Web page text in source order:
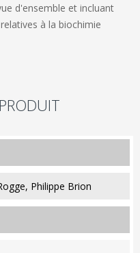
d'ensemble et incluant
à la biochimie
Philippe Brion